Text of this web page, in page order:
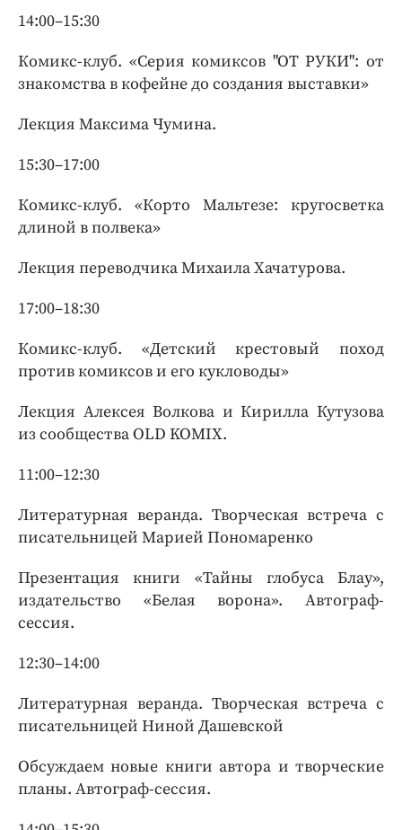
14:00–15:30
Комикс-клуб. «Серия комиксов "ОТ РУКИ": от
знакомства в кофейне до создания выставки»
Лекция Максима Чумина.
15:30–17:00
Комикс-клуб. «Корто Мальтезе: кругосветка
длиной в полвека»
Лекция переводчика Михаила Хачатурова.
17:00–18:30
Комикс-клуб. «Детский крестовый поход
против комиксов и его кукловоды»
Лекция Алексея Волкова и Кирилла Кутузова
из сообщества OLD KOMIX.
11:00–12:30
Литературная веранда. Творческая встреча с
писательницей Марией Пономаренко
Презентация книги «Тайны глобуса Блау»,
издательство «Белая ворона». Автограф-
сессия.
12:30–14:00
Литературная веранда. Творческая встреча с
писательницей Ниной Дашевской
Обсуждаем новые книги автора и творческие
планы. Автограф-сессия.